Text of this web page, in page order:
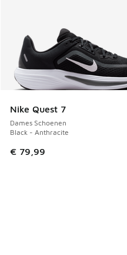
Nike Quest 7
Dames Schoenen
Black - Anthracite
€ 79,99